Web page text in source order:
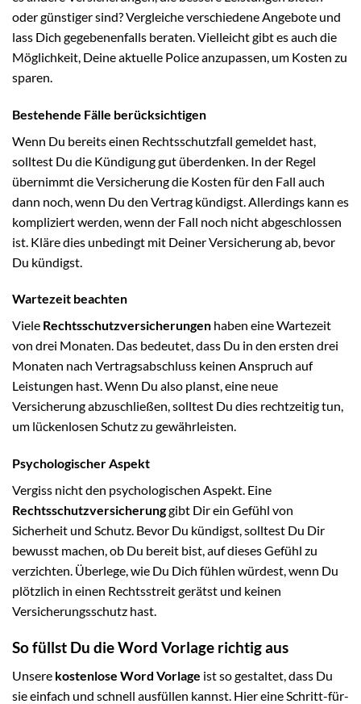
oder günstiger sind? Vergleiche verschiedene Angebote und
lass Dich gegebenenfalls beraten. Vielleicht gibt es auch die
Möglichkeit, Deine aktuelle Police anzupassen, um Kosten zu
sparen.
Bestehende Fälle berücksichtigen
Wenn Du bereits einen Rechtsschutzfall gemeldet hast,
solltest Du die Kündigung gut überdenken. In der Regel
übernimmt die Versicherung die Kosten für den Fall auch
dann noch, wenn Du den Vertrag kündigst. Allerdings kann es
kompliziert werden, wenn der Fall noch nicht abgeschlossen
ist. Kläre dies unbedingt mit Deiner Versicherung ab, bevor
Du kündigst.
Wartezeit beachten
Viele Rechtsschutzversicherungen haben eine Wartezeit
von drei Monaten. Das bedeutet, dass Du in den ersten drei
Monaten nach Vertragsabschluss keinen Anspruch auf
Leistungen hast. Wenn Du also planst, eine neue
Versicherung abzuschließen, solltest Du dies rechtzeitig tun,
um lückenlosen Schutz zu gewährleisten.
Psychologischer Aspekt
Vergiss nicht den psychologischen Aspekt. Eine
Rechtsschutzversicherunggibt Dir ein Gefühl von
Sicherheit und Schutz. Bevor Du kündigst, solltest Du Dir
bewusst machen, ob Du bereit bist, auf dieses Gefühl zu
verzichten. Überlege, wie Du Dich fühlen würdest, wenn Du
plötzlich in einen Rechtsstreit gerätst und keinen
Versicherungsschutz hast.
So füllst Du die Word Vorlage richtig aus
Unsere kostenlose Word Vorlage ist so gestaltet, dass Du
sie einfach und schnell ausfüllen kannst. Hier eine Schritt-für-